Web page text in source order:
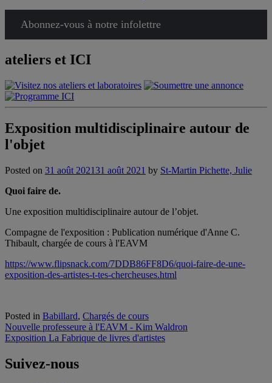
Abonnez-vous à notre infolettre
ateliers et ICI
Exposition multidisciplinaire autour de
l'objet
Posted on 31 août 202131 août 2021 by St-Martin Pichette, Julie
Quoi faire de.
Une exposition multidisciplinaire autour de l’objet.
Compagne de l'exposition : Publication numérique d'Anne C.
Thibault, chargée de cours à l'EAVM
https://www.flipsnack.com/7DDB86FF8D6/quoi-faire-de-une-
exposition-des-artistes-t-tes-chercheuses.html
Posted in Babillard, Chargés de cours
Navigation
de
l'article
Nouvelle professeure à l'EAVM - Kim Waldron
Exposition La Fabrique de livres d'artistes
Suivez-nous